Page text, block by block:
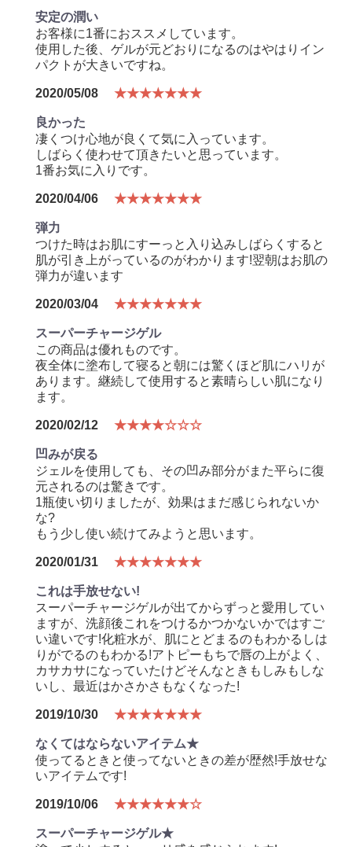
安定の潤い
お客様に1番におススメしています。
使用した後、ゲルが元どおりになるのはやはりイン
パクトが大きいですね。
2020/05/08 ★★★★★★★
良かった
凄くつけ心地が良くて気に入っています。
しばらく使わせて頂きたいと思っています。
1番お気に入りです。
2020/04/06 ★★★★★★★
弾力
つけた時はお肌にすーっと入り込みしばらくすると
肌が引き上がっているのがわかります!翌朝はお肌の
弾力が違います
2020/03/04 ★★★★★★★
スーパーチャージゲル
この商品は優れものです。
夜全体に塗布して寝ると朝には驚くほど肌にハリが
あります。継続して使用すると素晴らしい肌になり
ます。
2020/02/12 ★★★★☆☆☆
凹みが戻る
ジェルを使用しても、その凹み部分がまた平らに復
元されるのは驚きです。
1瓶使い切りましたが、効果はまだ感じられないか
な?
もう少し使い続けてみようと思います。
2020/01/31 ★★★★★★★
これは手放せない!
スーパーチャージゲルが出てからずっと愛用してい
ますが、洗顔後これをつけるかつかないかではすご
い違いです!化粧水が、肌にとどまるのもわかるしは
りがでるのもわかる!アトピーもちで唇の上がよく、
カサカサになっていたけどそんなときもしみもしな
いし、最近はかさかさもなくなった!
2019/10/30 ★★★★★★★
なくてはならないアイテム★
使ってるときと使ってないときの差が歴然!手放せな
いアイテムです!
2019/10/06 ★★★★★★☆
スーパーチャージゲル★